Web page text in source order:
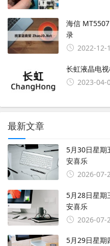
海信
录
2022-12-
长虹液晶电
2023-04-
最新文章
5月30日星期
安喜乐
2026-07-
5月28日星期
安喜乐
2026-07-
5月29日星期